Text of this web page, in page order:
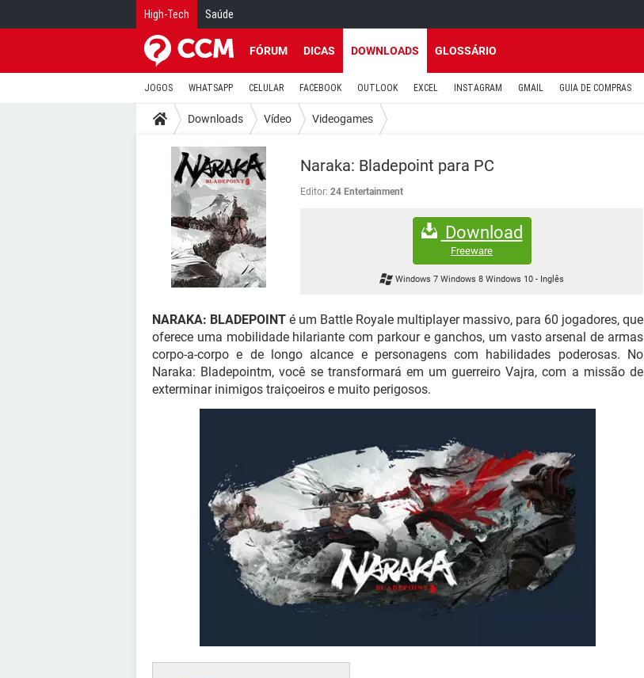
High-Tech Saúde
FÓRUM DICAS DOWNLOADS GLOSSÁRIO
JOGOS WHATSAPP CELULAR FACEBOOK OUTLOOK EXCEL INSTAGRAM GMAIL GUIA DE COMPRAS
Downloads Vídeo Videogames
Naraka: Bladepoint para PC
Editor: 24 Entertainment
Download
Freeware
Windows 7 Windows 8 Windows 10- Inglês
NARAKA: BLADEPOINT é um Battle Royale multiplayer massivo, para 60 jogadores, que
oferece uma mobilidade hilariante com parkour e ganchos, um vasto arsenal de armas
corpo-a-corpo e de longo alcance e personagens com habilidades poderosas. No
Naraka: Bladepointm, você se transformará em um guerreiro Vajra, com a missão de
exterminar inimigos traiçoeiros e muito perigosos.